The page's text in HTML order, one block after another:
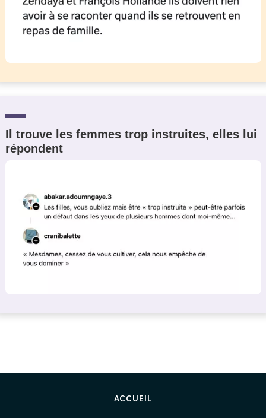
Il trouve les femmes trop instruites, elles lui
répondent
ACCUEIL